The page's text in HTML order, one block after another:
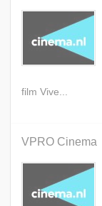
film Vive...
VPRO Cinema